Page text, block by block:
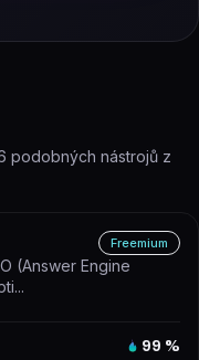
podobných nástrojů z
Freemium
(Answer Engine
99 %